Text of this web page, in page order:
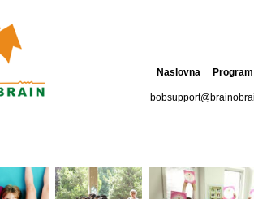
Naslovna Program